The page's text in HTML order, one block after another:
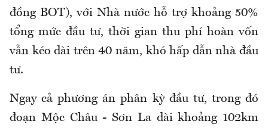
đồng BOT), với Nhà nước hỗ trợ khoảng 50%
tổng mức đầu tư, thời gian thu phí hoàn vốn
vẫn kéo dài trên 40 năm, khó hấp dẫn nhà đầu
tư.
Ngay cả phương án phân kỳ đầu tư, trong đó
đoạn Mộc Châu - Sơn La dài khoảng 102km